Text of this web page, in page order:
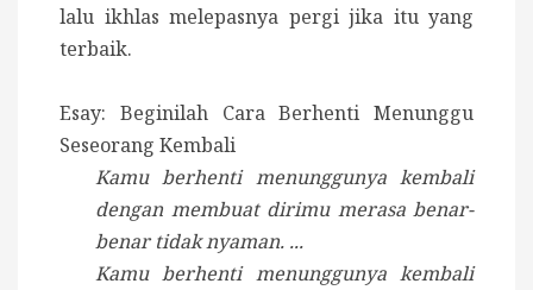
lalu ikhlas melepasnya pergi jika itu yang
terbaik.
Esay: Beginilah Cara Berhenti Menunggu
Seseorang Kembali
Kamu berhenti menunggunya kembali
dengan membuat dirimu merasa benar-
benar tidak nyaman. ...
Kamu berhenti menunggunya kembali